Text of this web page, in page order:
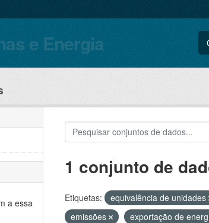
e Energia
a essa
1 conjunto de
Etiquetas: equivalência de unidades
emissões
exportação de